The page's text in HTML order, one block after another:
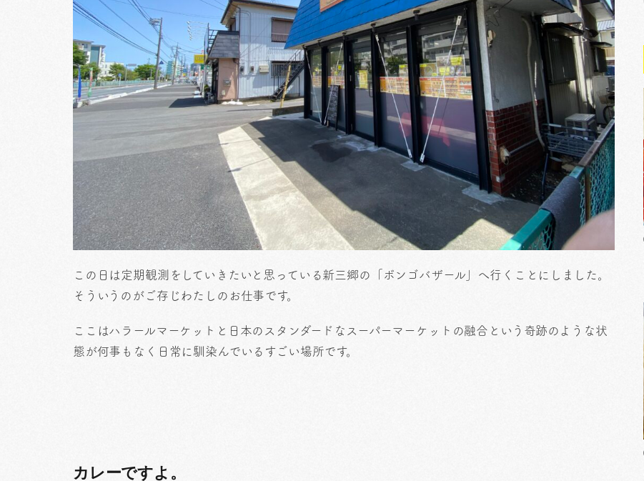
この日は定期観測をしていきたいと思っている新三郷の「ボンゴバザール」へ行くことにしました。
そういうのがご存じわたしのお仕事です。
ここはハラールマーケットと日本のスタンダードなスーパーマーケットの融合という奇跡のような状
態が何事もなく日常に馴染んでいるすごい場所です。
カレーですよ。